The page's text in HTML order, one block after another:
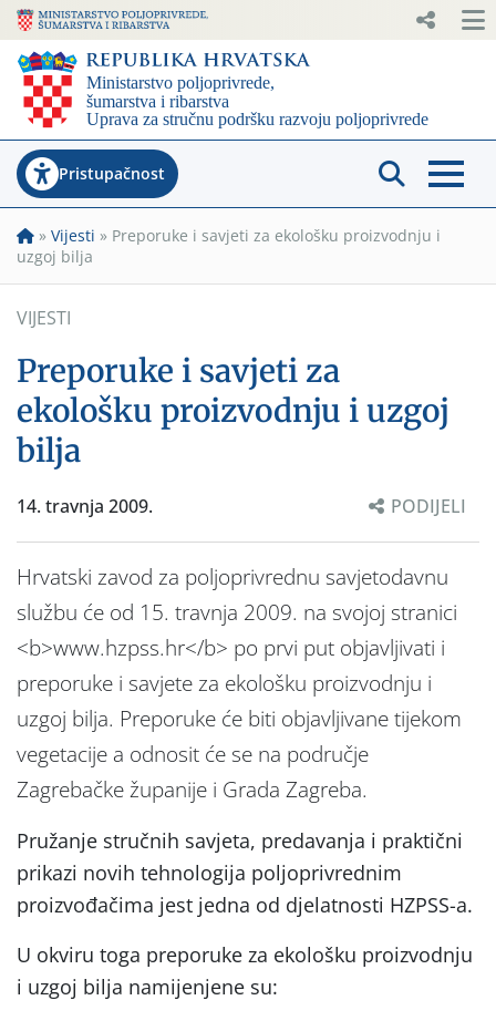
Pristupačnost
» Vijesti » Preporuke i savjeti za ekološku proizvodnju i
uzgoj bilja
VIJESTI
Preporuke i savjeti za
ekološku proizvodnju i uzgoj
bilja
14. travnja 2009. PODIJELI
Hrvatski zavod za poljoprivrednu savjetodavnu
službu će od 15. travnja 2009. na svojoj stranici
<b>www.hzpss.hr</b> po prvi put objavljivati i
preporuke i savjete za ekološku proizvodnju i
uzgoj bilja. Preporuke će biti objavljivane tijekom
vegetacije a odnosit će se na područje
Zagrebačke županije i Grada Zagreba.
Pružanje stručnih savjeta, predavanja i praktični
prikazi novih tehnologija poljoprivrednim
proizvođačima jest jedna od djelatnosti HZPSS-a.
U okviru toga preporuke za ekološku proizvodnju
i uzgoj bilja namijenjene su: